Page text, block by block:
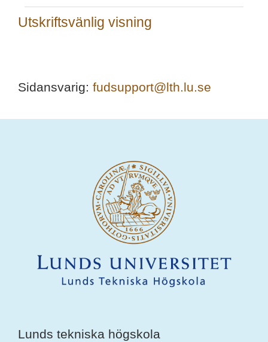
Utskriftsvänlig visning
Sidansvarig: fudsupport@lth.lu.se
Lunds tekniska högskola